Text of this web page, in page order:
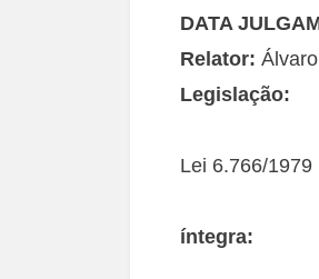
DATA
Relator:
Legislação:
Lei 6.766/1979
íntegra: